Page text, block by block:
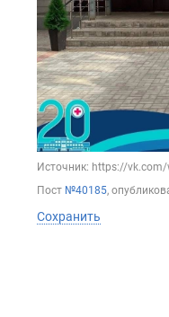
Источник: https://
Пост №40185,
Сохранить